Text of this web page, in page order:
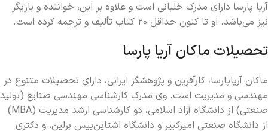
آریا پارسا دارای مدرک خلبانی است و علاوه بر این، خواننده و بازیگر
نیز می‌باشد. او تا کنون حداقل ۲۰ کتاب تألیف و ترجمه کرده است.
تحصیلات ماکان آریا پارسا
ماکان آریاپارسا، کارآفرین و پژوهشگر ایرانی، دارای تحصیلات متنوع در
مهندسی و مدیریت است. وی مدرک کارشناسی مهندسی صنایع (تولید
صنعتی) از دانشگاه آزاد اسلامی، دو کارشناسی ارشد مدیریت (MBA)
از دانشگاه صنعتی امیرکبیر و دانشگاه اشتاین‌بیس برلین، و دکتری